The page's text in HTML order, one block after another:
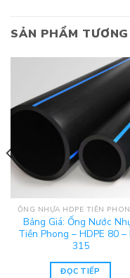
SẢN PHẨM
Bảng Giá: Ống Nước
Tiền Phong – HDPE 80 –
315
ĐỌC TIẾP